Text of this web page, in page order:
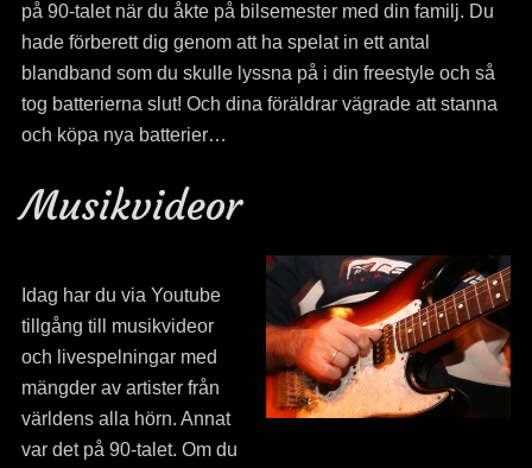
på 90-talet när du åkte på bilsemester med din familj. Du
hade förberett dig genom att ha spelat in ett antal
blandband som du skulle lyssna på i din freestyle och så
tog batterierna slut! Och dina föräldrar vägrade att stanna
och köpa nya batterier…
Musikvideor
Idag har du via Youtube
tillgång till musikvideor
och livespelningar med
mängder av artister från
världens alla hörn. Annat
var det på 90-talet. Om du